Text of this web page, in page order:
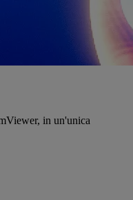
in un'unica